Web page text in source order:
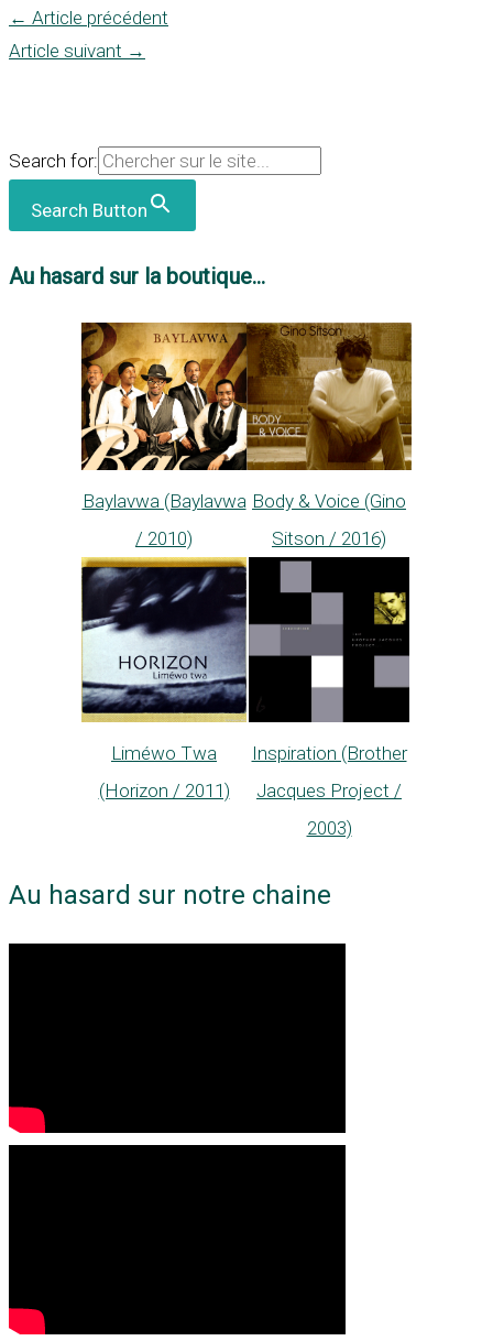
← Article précédent
Article suivant →
Search for:
Search Button
Au hasard sur la boutique...
Baylavwa (Baylavwa
/ 2010)
Body & Voice (Gino
Sitson / 2016)
Liméwo Twa
(Horizon / 2011)
Inspiration (Brother
Jacques Project /
2003)
Au hasard sur notre chaine